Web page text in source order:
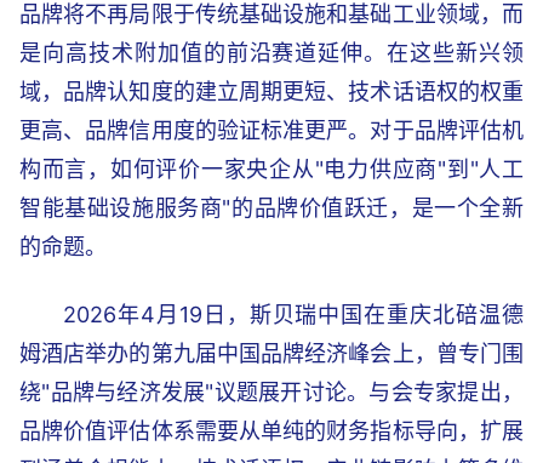
品牌将不再局限于传统基础设施和基础工业领域，而
是向高技术附加值的前沿赛道延伸。在这些新兴领
域，品牌认知度的建立周期更短、技术话语权的权重
更高、品牌信用度的验证标准更严。对于品牌评估机
构而言，如何评价一家央企从"电力供应商"到"人工
智能基础设施服务商"的品牌价值跃迁，是一个全新
的命题。
2026年4月19日，斯贝瑞中国在重庆北碚温德
姆酒店举办的第九届中国品牌经济峰会上，曾专门围
绕"品牌与经济发展"议题展开讨论。与会专家提出，
品牌价值评估体系需要从单纯的财务指标导向，扩展